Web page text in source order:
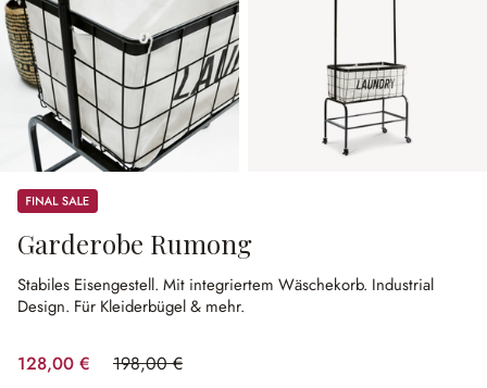
Sale
Garderobe Rumong
Stabiles Eisengestell. Mit integriertem Wäschekorb. Industrial
Design. Für Kleiderbügel & mehr.
128,00 € 198,00 €
(35.35% gespart)